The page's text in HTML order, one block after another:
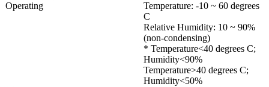
Operating
Temperature: -10 ~ 60 degrees
C
Relative Humidity: 10 ~ 90%
(non-condensing)
* Temperature<40 degrees C;
Humidity<90%
Temperature>40 degrees C;
Humidity<50%